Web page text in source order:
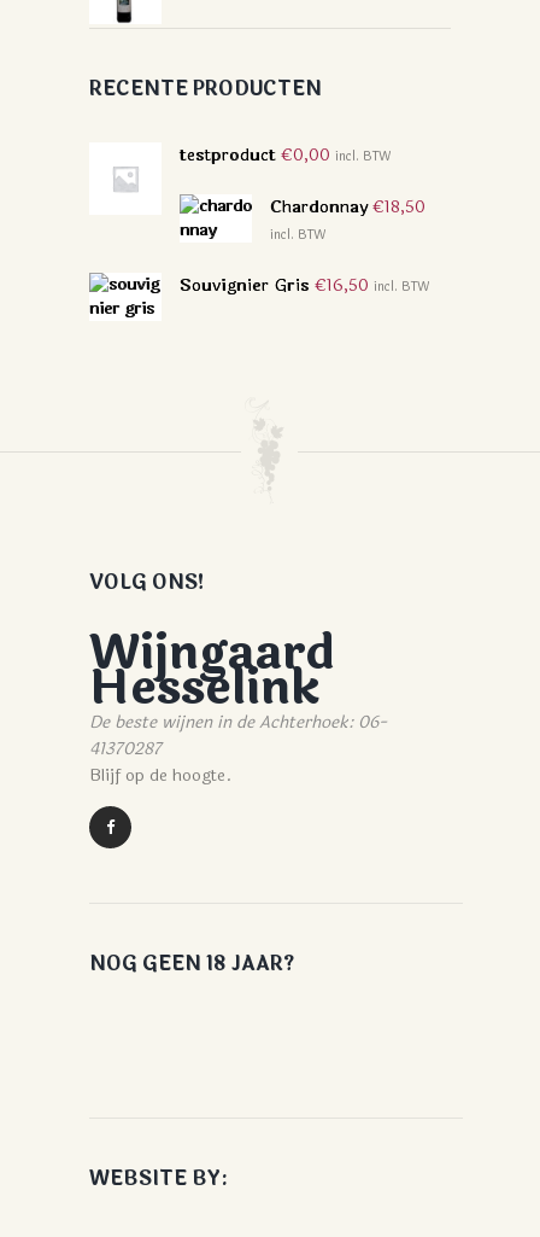
RECENTE PRODUCTEN
testproduct €0,00 incl. BTW
Chardonnay€18,50
incl. BTW
Souvignier Gris €16,50 incl. BTW
VOLG ONS!
Wijngaard
Hesselink
De beste wijnen in de Achterhoek: 06-
41370287
Blijf op de hoogte.
NOG GEEN 18 JAAR?
WEBSITE BY: